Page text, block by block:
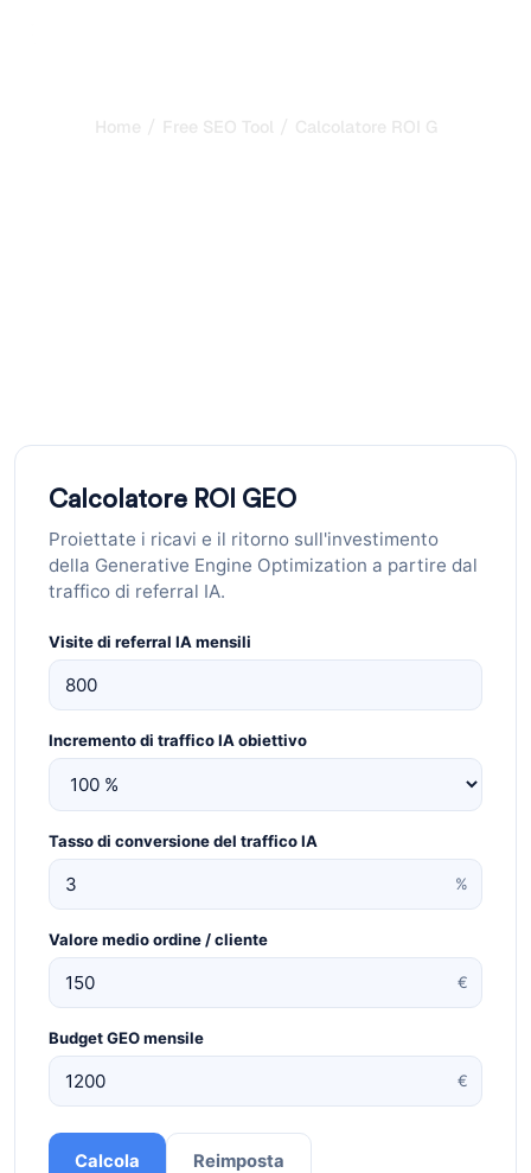
Home / Free SEO Tool / Calcolatore ROI GEO
Calcolatore ROI GEO
Proiettate i ricavi e il ritorno sull'investimento
della Generative Engine Optimization a partire dal
traffico di referral IA.
Visite di referral IA mensili
Incremento di traffico IA obiettivo
Tasso di conversione del traffico IA
%
Valore medio ordine / cliente
€
Budget GEO mensile
€
Calcola Reimposta